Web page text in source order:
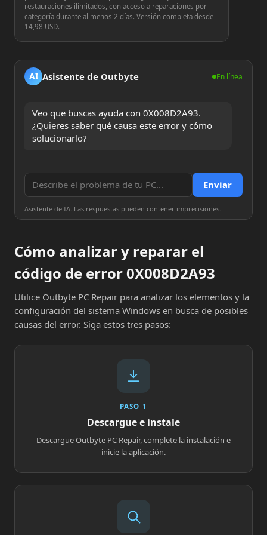
restauraciones ilimitados, con acceso a reparaciones por
categoría durante al menos 2 días. Versión completa desde
14,98 USD.
AI Asistente de Outbyte En línea
Veo que buscas ayuda con 0X008D2A93.
¿Quieres saber qué causa este error y cómo
solucionarlo?
Enviar
Asistente de IA. Las respuestas pueden contener imprecisiones.
Cómo analizar y reparar el
código de error 0X008D2A93
Utilice Outbyte PC Repair para analizar los elementos y la
configuración del sistema Windows en busca de posibles
causas del error. Siga estos tres pasos:
PASO 1
Descargue e instale
Descargue Outbyte PC Repair, complete la instalación e
inicie la aplicación.